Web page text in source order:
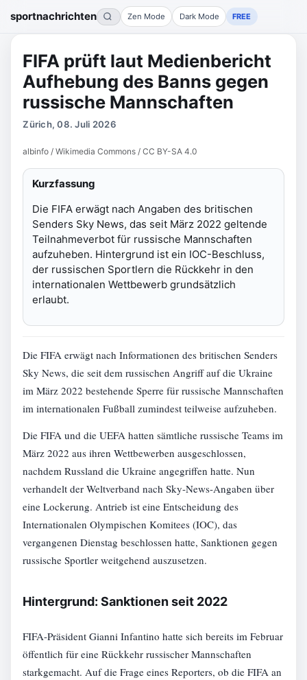
sportnachrichten Zen Mode Dark Mode FREE
FIFA prüft laut Medienbericht
Aufhebung des Banns gegen
russische Mannschaften
Zürich, 08. Juli 2026
albinfo / Wikimedia Commons / CC BY-SA 4.0
Kurzfassung
Die FIFA erwägt nach Angaben des britischen
Senders Sky News, das seit März 2022 geltende
Teilnahmeverbot für russische Mannschaften
aufzuheben. Hintergrund ist ein IOC-Beschluss,
der russischen Sportlern die Rückkehr in den
internationalen Wettbewerb grundsätzlich
erlaubt.
Die FIFA erwägt nach Informationen des britischen Senders
Sky News, die seit dem russischen Angriff auf die Ukraine
im März 2022 bestehende Sperre für russische Mannschaften
im internationalen Fußball zumindest teilweise aufzuheben.
Die FIFA und die UEFA hatten sämtliche russische Teams im
März 2022 aus ihren Wettbewerben ausgeschlossen,
nachdem Russland die Ukraine angegriffen hatte. Nun
verhandelt der Weltverband nach Sky-News-Angaben über
eine Lockerung. Antrieb ist eine Entscheidung des
Internationalen Olympischen Komitees (IOC), das
vergangenen Dienstag beschlossen hatte, Sanktionen gegen
russische Sportler weitgehend auszusetzen.
Hintergrund: Sanktionen seit 2022
FIFA-Präsident Gianni Infantino hatte sich bereits im Februar
öffentlich für eine Rückkehr russischer Mannschaften
starkgemacht. Auf die Frage eines Reporters, ob die FIFA an